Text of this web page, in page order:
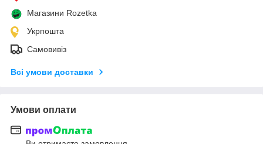
Магазини Rozetka
Укрпошта
Самовивіз
Всі умови доставки
Умови оплати